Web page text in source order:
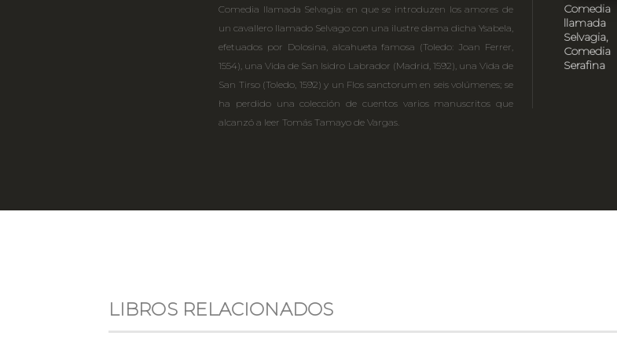
Comedia llamada Selvagia: en que se introduzen los amores de
un cavallero llamado Selvago con una ilustre dama dicha Ysabela,
efetuados por Dolosina, alcahueta famosa (Toledo: Joan Ferrer,
1554), una Vida de San Isidro Labrador (Madrid, 1592), una Vida de
San Tirso (Toledo, 1592) y un Flos sanctorum en seis volúmenes; se
ha perdido una colección de cuentos varios manuscritos que
alcanzó a leer Tomás Tamayo de Vargas.
Comedia
llamada
Selvagia,
Comedia
Serafina
LIBROS RELACIONADOS